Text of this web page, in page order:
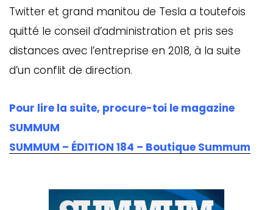
Twitter et grand manitou de Tesla a toutefois
quitté le conseil d’administration et pris ses
distances avec l’entreprise en 2018, à la suite
d’un conflit de direction.
Pour lire la suite, procure-toi le magazine
SUMMUM
SUMMUM – ÉDITION 184 – Boutique Summum